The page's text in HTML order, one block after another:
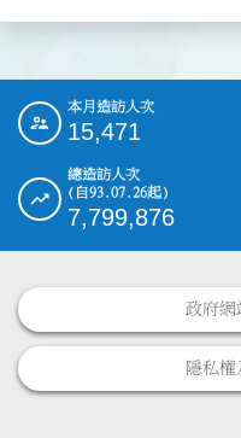
::: 本月造訪人次
15,471
總造訪人次
(自93.07.26起)
7,799,876
政府網
隱私